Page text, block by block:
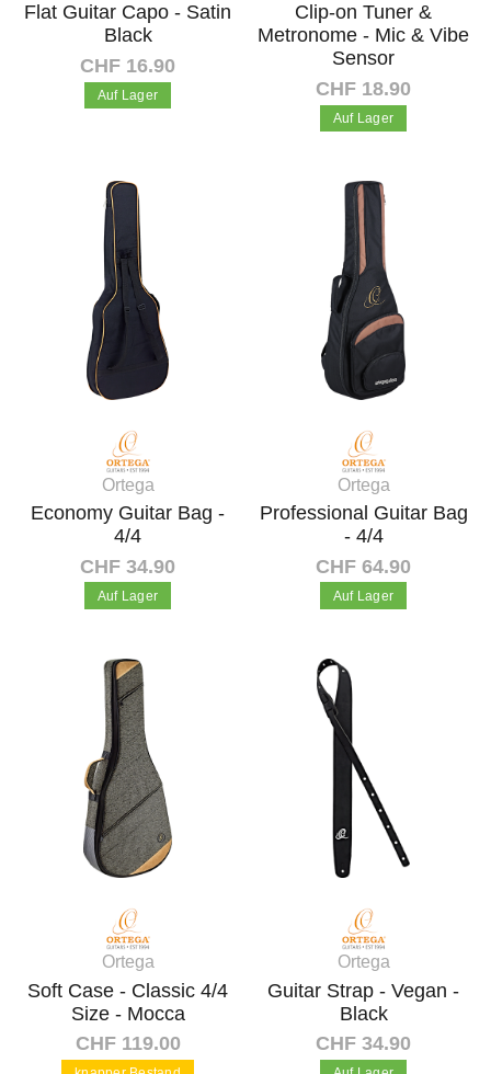
Flat Guitar Capo - Satin
Black
CHF 16.90
Auf Lager
Clip-on Tuner &
Metronome - Mic & Vibe
Sensor
CHF 18.90
Auf Lager
In den Warenkorb
Ortega
Economy Guitar Bag -
4/4
CHF 34.90
Auf Lager
In den Warenkorb
Ortega
Professional Guitar Bag
- 4/4
CHF 64.90
Auf Lager
In den Warenkorb
Ortega
Soft Case - Classic 4/4
Size - Mocca
CHF 119.00
Ortega
Guitar Strap - Vegan -
Black
CHF 34.90